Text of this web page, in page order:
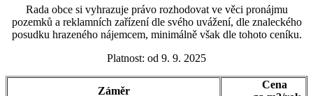
Rada obce si vyhrazuje právo rozhodovat ve věci pronájmu
pozemků a reklamních zařízení dle svého uvážení, dle znaleckého
posudku hrazeného nájemcem, minimálně však dle tohoto ceníku.
Platnost: od 9. 9. 2025
Záměr
Cena